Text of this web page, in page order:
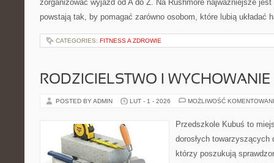
zorganizować wyjazd od A do Z. Na Rushmore najważniejsze
powstają tak, by pomagać zarówno osobom, które lubią układać
CATEGORIES: FITNESS A ZDROWIE
RODZICIELSTWO I WYCHOWANIE
POSTED BY ADMIN LUT - 1 - 2026 MOŻLIWOŚĆ
Przedszkole Kubuś to
dorosłych
którzy poszukują